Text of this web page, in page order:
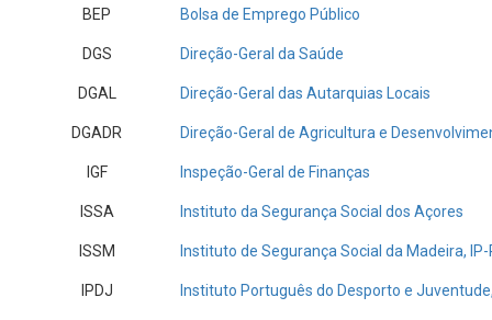
BEP Bolsa de Emprego Público
DGS Direção-Geral da Saúde
DGAL Direção-Geral das Autarquias Locais
DGADR Direção-Geral de Agricultura e
IGF Inspeção-Geral de Finanças
ISSA Instituto da Segurança Social dos Açores
ISSM Instituto de Segurança Social da Madeira,
IPDJ Instituto Português do Desporto e